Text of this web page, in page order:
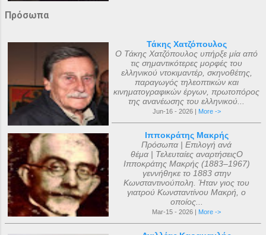
Πρόσωπα
Τάκης Χατζόπουλος
Ο Τάκης Χατζόπουλος υπήρξε μία από
τις σημαντικότερες μορφές του
ελληνικού ντοκιμαντέρ, σκηνοθέτης,
παραγωγός τηλεοπτικών και
κινηματογραφικών έργων, πρωτοπόρος
της ανανέωσης του ελληνικού...
Jun-16 - 2026 | More ->
Ιπποκράτης Μακρής
Πρόσωπα | Επιλογή ανά
θέμα | Τελευταίες αναρτήσειςΟ
Ιπποκράτης Μακρής (1883–1967)
γεννήθηκε το 1883 στην
Κωνσταντινούπολη. Ήταν γιος του
γιατρού Κωνσταντίνου Μακρή, ο
οποίος...
Mar-15 - 2026 | More ->